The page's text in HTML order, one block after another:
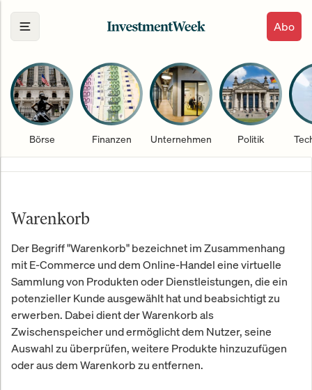
Abo
Börse Finanzen Unternehmen Politik
Warenkorb
Der Begriff "Warenkorb" bezeichnet im Zusammenhang
mit E-Commerce und dem Online-Handel eine virtuelle
Sammlung von Produkten oder Dienstleistungen, die ein
potenzieller Kunde ausgewählt hat und beabsichtigt zu
erwerben. Dabei dient der Warenkorb als
Zwischenspeicher und ermöglicht dem Nutzer, seine
Auswahl zu überprüfen, weitere Produkte hinzuzufügen
oder aus dem Warenkorb zu entfernen.